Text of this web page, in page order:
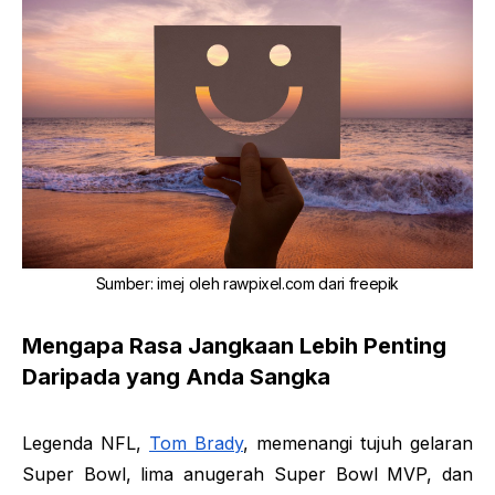
Sumber: imej oleh rawpixel.com dari freepik
Mengapa Rasa Jangkaan Lebih Penting
Daripada yang Anda Sangka
Legenda NFL, Tom Brady, memenangi tujuh gelaran
Super Bowl, lima anugerah Super Bowl MVP, dan